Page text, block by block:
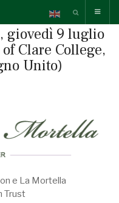
giovedì 9 luglio
Clare College,
Unito)
e La Mortella
Trust